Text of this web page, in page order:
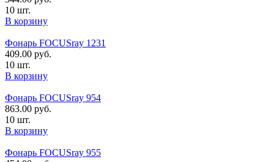
10 шт.
В корзину
Фонарь FOCUSray 1231
409.00 руб.
10 шт.
В корзину
Фонарь FOCUSray 954
863.00 руб.
10 шт.
В корзину
Фонарь FOCUSray 955